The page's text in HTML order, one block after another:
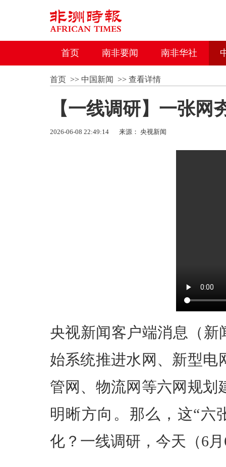
首页 南非要闻 南非华社
首页>> 中国新闻 >> 查看详情
【一线调研】一张网
2026-06-08 22:49:14 来源： 央视新闻
央视新闻客户端消息（新
始系统推进水网、新型电
管网、物流网等六网规划
明晰方向。那么，这“六
化？一线调研，今天（6